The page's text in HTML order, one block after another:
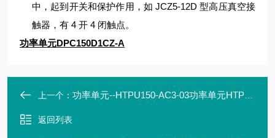
中，起到开关和保护作用，如 JCZ5-12D 型高压真空接
触器，有 4 开 4 闭触点。
功率单元DPC150D1CZ-A
上一个： 功率单元--HTPU150-AC3-03功率单元HTPU150-AC3-03
返回列表